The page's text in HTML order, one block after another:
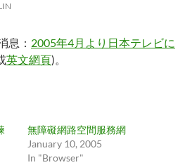
息： 2005年4月より日本テレビに
英文網頁)。
無障礙網路空間服務網
January 10, 2005
In "Browser"